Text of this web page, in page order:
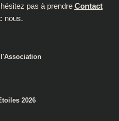
pas à prendre Contact
nous.
2026